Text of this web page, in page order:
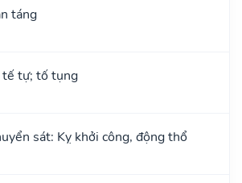
táng
tế tự; tố tụng
sát: Kỵ khởi công, động thổ